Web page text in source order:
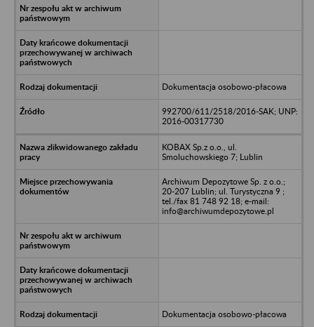
Dokumentacja osobowo-płacowa
992700/611/2518/2016-SAK; UNP:
2016-00317730
KOBAX Sp.z o.o., ul.
Smoluchowskiego 7; Lublin
Archiwum Depozytowe Sp. z o.o.;
20-207 Lublin; ul. Turystyczna 9 ;
tel./fax 81 748 92 18; e-mail:
info@archiwumdepozytowe.pl
Dokumentacja osobowo-płacowa